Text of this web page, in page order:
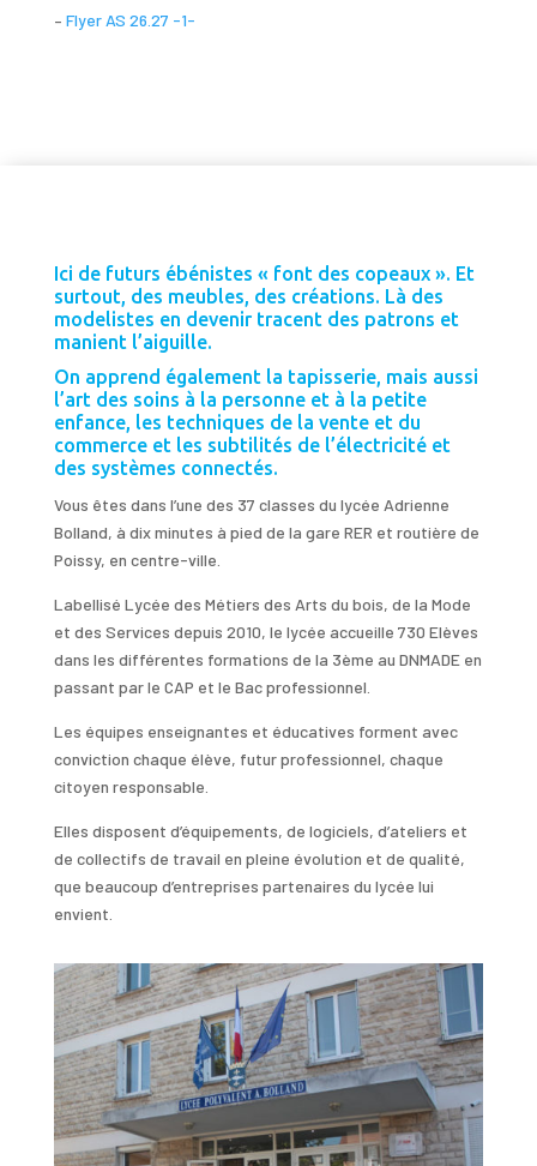
– Flyer AS 26.27 -1-
Ici de futurs ébénistes « font des copeaux ». Et
surtout, des meubles, des créations. Là des
modelistes en devenir tracent des patrons et
manient l’aiguille.
On apprend également la tapisserie, mais aussi
l’art des soins à la personne et à la petite
enfance, les techniques de la vente et du
commerce et les subtilités de l’électricité et
des systèmes connectés.
Vous êtes dans l’une des 37 classes du lycée Adrienne
Bolland, à dix minutes à pied de la gare RER et routière de
Poissy, en centre-ville.
Labellisé Lycée des Métiers des Arts du bois, de la Mode
et des Services depuis 2010, le lycée accueille 730 Elèves
dans les différentes formations de la 3ème au DNMADE en
passant par le CAP et le Bac professionnel.
Les équipes enseignantes et éducatives forment avec
conviction chaque élève, futur professionnel, chaque
citoyen responsable.
Elles disposent d’équipements, de logiciels, d’ateliers et
de collectifs de travail en pleine évolution et de qualité,
que beaucoup d’entreprises partenaires du lycée lui
envient.